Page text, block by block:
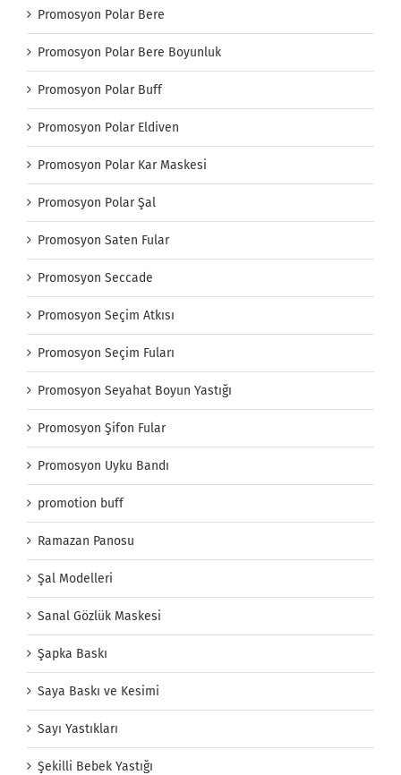
Promosyon Polar Bere
Promosyon Polar Bere Boyunluk
Promosyon Polar Buff
Promosyon Polar Eldiven
Promosyon Polar Kar Maskesi
Promosyon Polar Şal
Promosyon Saten Fular
Promosyon Seccade
Promosyon Seçim Atkısı
Promosyon Seçim Fuları
Promosyon Seyahat Boyun Yastığı
Promosyon Şifon Fular
Promosyon Uyku Bandı
promotion buff
Ramazan Panosu
Şal Modelleri
Sanal Gözlük Maskesi
Şapka Baskı
Saya Baskı ve Kesimi
Sayı Yastıkları
Şekilli Bebek Yastığı